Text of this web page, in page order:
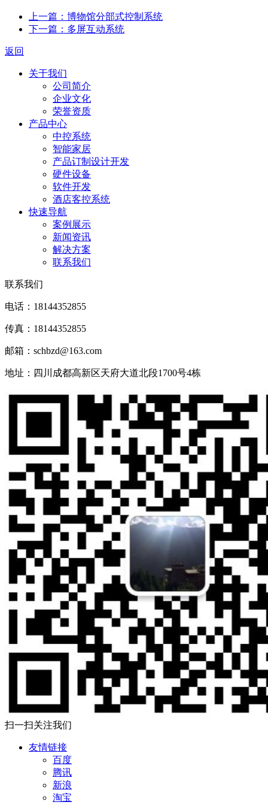
上一篇：博物馆分部式控制系统
下一篇：多屏互动系统
返回
关于我们
公司简介
企业文化
荣誉资质
产品中心
中控系统
智能家居
产品订制设计开发
硬件设备
软件开发
酒店客控系统
快速导航
案例展示
新闻资讯
解决方案
联系我们
联系我们
电话：18144352855
传真：18144352855
邮箱：schbzd@163.com
地址：四川成都高新区天府大道北段1700号4栋
扫一扫关注我们
友情链接
百度
腾讯
新浪
淘宝